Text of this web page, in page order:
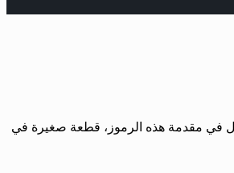
في مقدمة هذه الرموز، قطعة صغيرة في